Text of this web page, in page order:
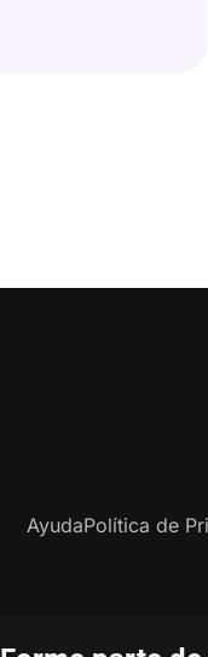
AyudaPolítica de